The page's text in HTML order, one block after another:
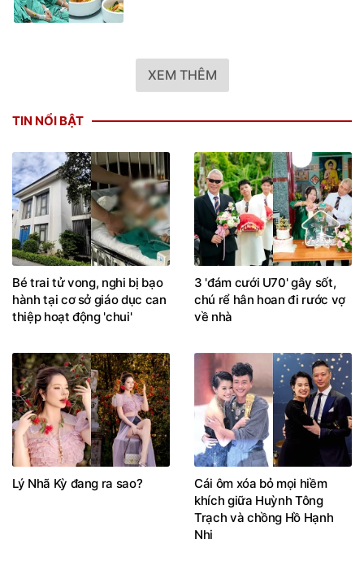
XEM THÊM
TIN NỔI BẬT
Bé trai tử vong, nghi bị bạo
hành tại cơ sở giáo dục can
thiệp hoạt động 'chui'
3 'đám cưới U70' gây sốt,
chú rể hân hoan đi rước vợ
về nhà
Lý Nhã Kỳ đang ra sao?
Cái ôm xóa bỏ mọi hiềm
khích giữa Huỳnh Tông
Trạch và chồng Hồ Hạnh
Nhi